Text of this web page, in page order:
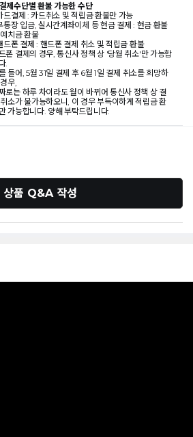
결제수단별 환불 가능한 수단
드결제 : 카드취소 및 적립금 환불만 가능
통장 입금, 실시간계좌이체 등 현금 결제 : 현금 환불
치금 환불
드폰 결제 : 핸드폰 결제 취소 및 적립금 환불
폰 결제의 경우, 통신사 정책 상 '당월 취소'만 가능합
.
들어, 5월 31일 결제 후 6월 1일 결제 취소를 희망하
우,
로는 하루 차이라도 월이 바뀌어 통신사 정책 상 결
소가 불가능하오니, 이 경우 부득이하게 적립금 환
가능합니다. 양해 부탁드립니다.
상품 Q&A 작성